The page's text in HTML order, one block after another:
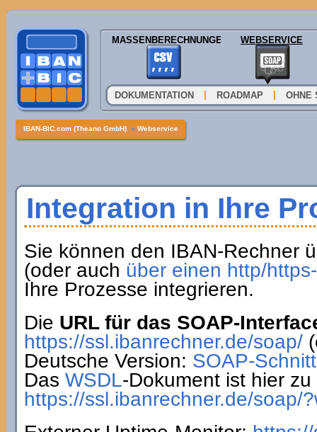
MASSENBERECHNUNGEN WEBSERVICE
DOKUMENTATION ROADMAP OHNE
IBAN-BIC.com (Theano GmbH) » Webservice
Integration in Ihre
Sie können den IBAN-Rechner
(oder auch über einen http/
Ihre Prozesse integrieren.
Die URL für das SOAP-
https://ssl.ibanrechner.de/soap/
Deutsche Version: SOAP-
Das WSDL-Dokument ist hier
https://ssl.ibanrechner.de/soap/